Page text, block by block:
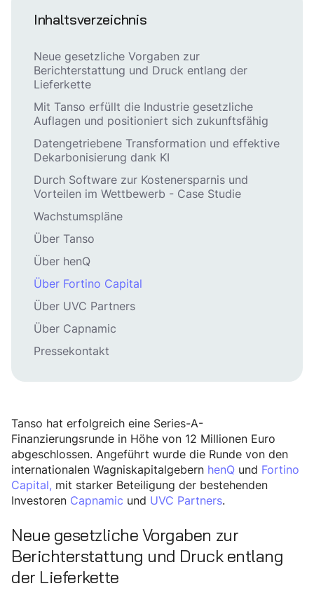
Inhaltsverzeichnis
Neue gesetzliche Vorgaben zur
Berichterstattung und Druck entlang der
Lieferkette
Mit Tanso erfüllt die Industrie gesetzliche
Auflagen und positioniert sich zukunftsfähig
Datengetriebene Transformation und effektive
Dekarbonisierung dank KI
Durch Software zur Kostenersparnis und
Vorteilen im Wettbewerb - Case Studie
Wachstumspläne
Über Tanso
Über henQ
Über Fortino Capital
Über UVC Partners
Über Capnamic
Pressekontakt
Tanso hat erfolgreich eine Series-A-
Finanzierungsrunde in Höhe von 12 Millionen Euro
abgeschlossen. Angeführt wurde die Runde von den
internationalen Wagniskapitalgebern henQ und Fortino
Capital, mit starker Beteiligung der bestehenden
Investoren Capnamic und UVC Partners.
Neue gesetzliche Vorgaben zur
Berichterstattung und Druck entlang
der Lieferkette